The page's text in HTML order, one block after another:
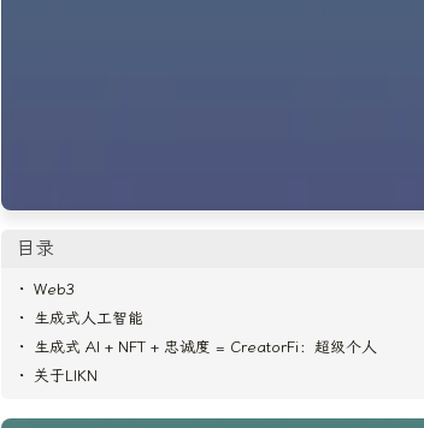
目录
Web3
生成式人工智能
生成式 AI + NFT + 忠诚度 = CreatorFi：超级个人
关于LIKN